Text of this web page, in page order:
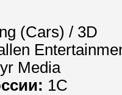
(Cars) / 3D
Media
1C